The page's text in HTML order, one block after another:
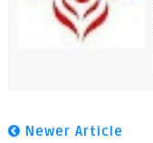
Newer Article